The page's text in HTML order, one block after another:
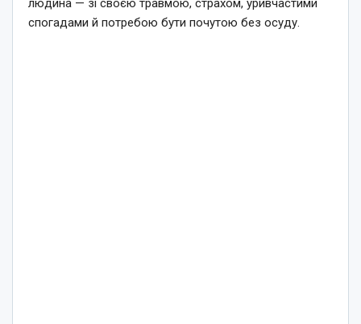
людина — зі своєю травмою, страхом, уривчастими
спогадами й потребою бути почутою без осуду.